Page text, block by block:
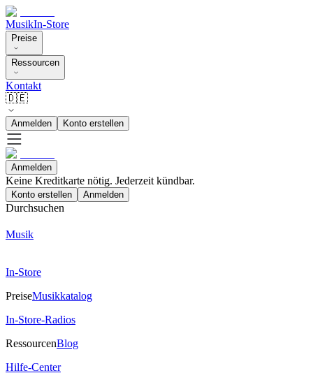
MusikIn-Store
Preise
Ressourcen
Kontakt
🇩🇪
Anmelden Konto erstellen
Anmelden
Keine Kreditkarte nötig. Jederzeit kündbar.
Konto erstellen Anmelden
Durchsuchen
Musik
In-Store
PreiseMusikkatalog
In-Store-Radios
RessourcenBlog
Hilfe-Center